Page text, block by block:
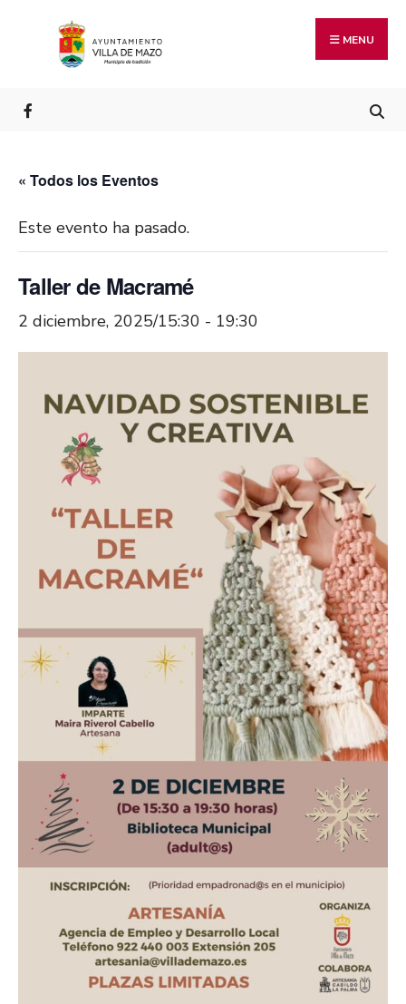
MENU
« Todos los Eventos
Este evento ha pasado.
Taller de Macramé
2 diciembre, 2025/15:30 - 19:30